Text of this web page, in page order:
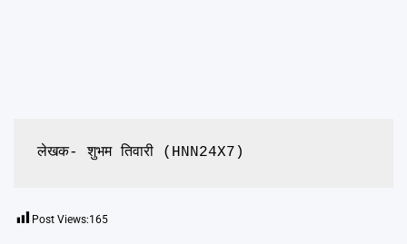
लेखक- शुभम तिवारी (HNN24X7)
Post Views:165